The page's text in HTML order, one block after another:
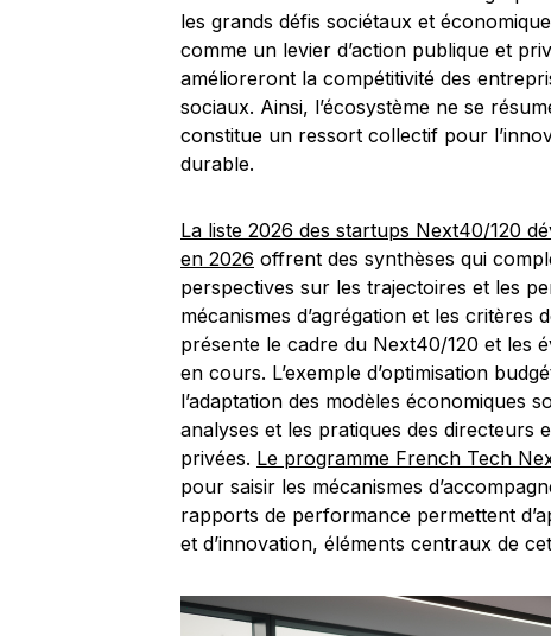
les grands défis sociétaux et
comme un levier d’action publique et
amélioreront la compétitivité des
sociaux. Ainsi, l’écosystème ne se
constitue un ressort collectif pour
durable.
La liste 2026 des startups Next40/120
en 2026 offrent des synthèses qui
perspectives sur les trajectoires et les
mécanismes d’agrégation et les
présente le cadre du Next40/120 et les
en cours. L’exemple d’optimisation
l’adaptation des modèles économiques
analyses et les pratiques des directeurs
privées. Le programme French Tech
pour saisir les mécanismes
rapports de performance permettent
et d’innovation, éléments centraux de